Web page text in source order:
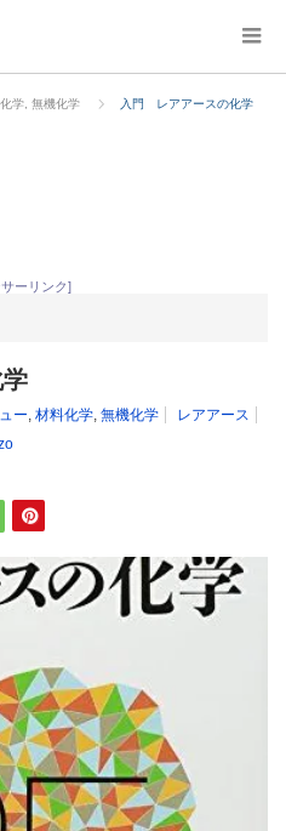
学 無機化学 入門 レアアースの化学
ーリンク]
学
ー, 材料化学, 無機化学
レアアース